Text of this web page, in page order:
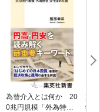
為替介入とは何か 20
0兆円規模「外為特
学